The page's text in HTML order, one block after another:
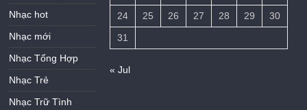
Nhạc hot
Nhạc mới
Nhạc Tổng Hợp
Nhạc Trẻ
Nhạc Trữ Tình
24
25 26 27 28 29
30
31
« Jul